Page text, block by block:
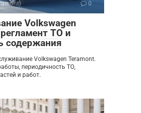
0
Volkswagen
ТО и
содержания
Volkswagen Teramont.
периодичность ТО,
и работ.